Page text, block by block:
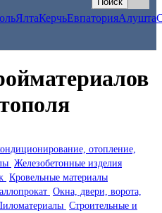
ЯлтаКерчьЕвпаторияАлушта
отопление,
Железобетонные изделия
Кровельные материалы
Окна, двери, ворота,
Строительные и